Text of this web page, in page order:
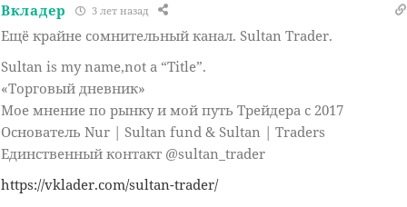
Вкладер 3 лет назад
Ещё крайне сомнительный канал. Sultan Trader.
Sultan is my name,not a “Title”.
«Торговый дневник»
Мое мнение по рынку и мой путь Трейдера с 2017
Основатель Nur | Sultan fund & Sultan | Traders
Eдинственный контакт @sultan_trader
https://vklader.com/sultan-trader/